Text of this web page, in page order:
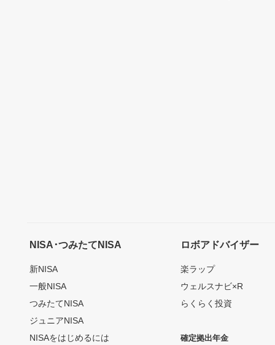
NISA･つみたてNISA
新NISA
一般NISA
つみたてNISA
ジュニアNISA
NISAをはじめるには
ロボアドバイザー
楽ラップ
ウェルスナビ×R
らくらく投資
確定拠出年金